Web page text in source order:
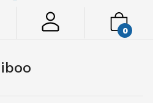
0